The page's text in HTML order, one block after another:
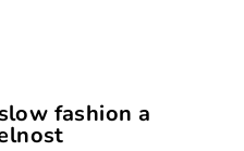
fashion a